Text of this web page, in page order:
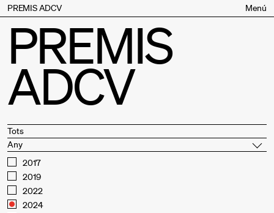
PREMIS ADCV
Bases
Jurat
Inscripció
Palmarès
Premis especials
Supporters
Contacte
Menú
PREMIS
ADCV
Tots
Any
2017
2019
2022
2024